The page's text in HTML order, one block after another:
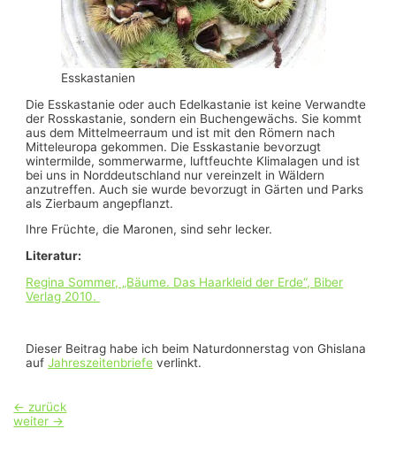
Esskastanien
Die Esskastanie oder auch Edelkastanie ist keine Verwandte
der Rosskastanie, sondern ein Buchengewächs. Sie kommt
aus dem Mittelmeerraum und ist mit den Römern nach
Mitteleuropa gekommen. Die Esskastanie bevorzugt
wintermilde, sommerwarme, luftfeuchte Klimalagen und ist
bei uns in Norddeutschland nur vereinzelt in Wäldern
anzutreffen. Auch sie wurde bevorzugt in Gärten und Parks
als Zierbaum angepflanzt.
Ihre Früchte, die Maronen, sind sehr lecker.
Literatur:
Regina Sommer, „Bäume. Das Haarkleid der Erde“, Biber
Verlag 2010.
Dieser Beitrag habe ich beim Naturdonnerstag von Ghislana
aufJahreszeitenbriefe verlinkt.
Beitragsnavigation
← zurück
weiter →